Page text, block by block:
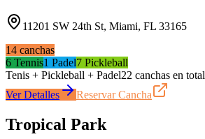
11201 SW 24th St, Miami, FL 33165
14 canchas
6 Tennis1 Padel7 Pickleball
Tenis + Pickleball + Padel22 canchas en total
Ver Detalles
Reservar Cancha
Tropical Park